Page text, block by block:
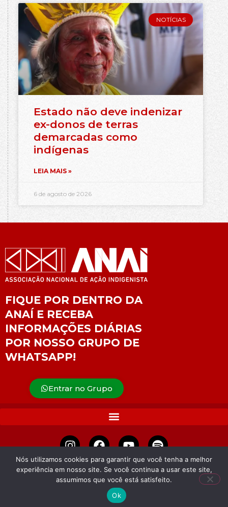
NOTÍCIAS
Estado não deve indenizar
ex-donos de terras
demarcadas como
indígenas
LEIA MAIS »
6 de agosto de 2026
FIQUE POR DENTRO DA
ANAÍ E RECEBA
INFORMAÇÕES DIÁRIAS
POR NOSSO GRUPO DE
WHATSAPP!
Entrar no Grupo
APOIE
Nós utilizamos cookies para garantir que você tenha a melhor
experiência em nosso site. Se você continua a usar este site,
assumimos que você está satisfeito.
Ok